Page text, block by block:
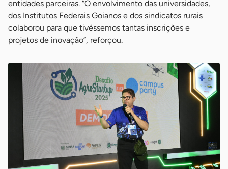
entidades parceiras. “O envolvimento das universidades,
dos Institutos Federais Goianos e dos sindicatos rurais
colaborou para que tivéssemos tantas inscrições e
projetos de inovação”, reforçou.